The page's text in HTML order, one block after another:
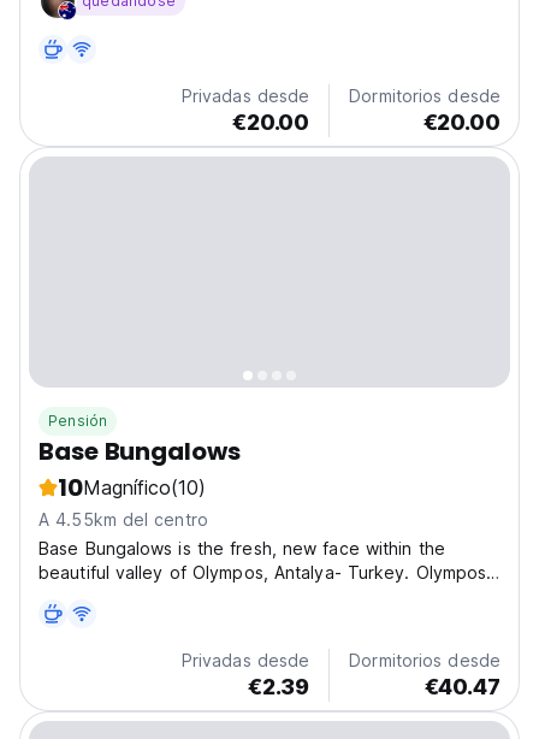
kick back, relax and let us take care of the rest.
Privadas desde
€20.00
Dormitorios desde
€20.00
Pensión
Base Bungalows
10Magnífico(10)
A 4.55km del centro
Base Bungalows is the fresh, new face within the
beautiful valley of Olympos, Antalya- Turkey. Olympos
Mediterranean sea. We are a young, fun family with
Australian roots and want to offer our guest the best...
Privadas desde
€2.39
Dormitorios desde
€40.47